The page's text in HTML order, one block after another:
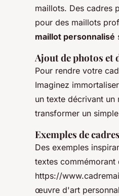
maillots. Des cadres
pour des maillots
maillot personnalisé
Ajout de photos et
Pour rendre votre
Imaginez
un texte décrivant un
transformer un
Exemples de
Des exemples
textes commémorant
https://
œuvre d'art